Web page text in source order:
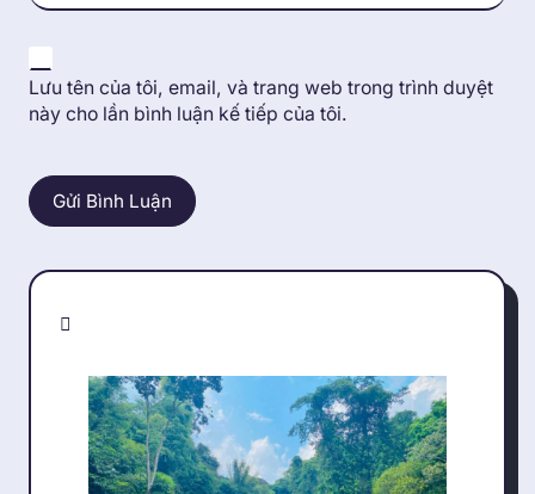
Lưu tên của tôi, email, và trang web trong trình duyệt
này cho lần bình luận kế tiếp của tôi.